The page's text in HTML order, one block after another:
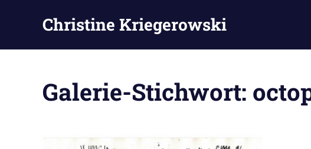
Christine Kriegerowski
Galerie-Stichwort: